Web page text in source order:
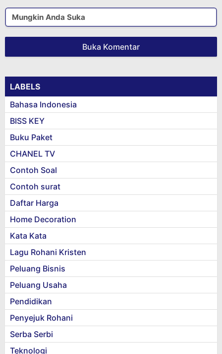
Mungkin Anda Suka
Buka Komentar
LABELS
Bahasa Indonesia
BISS KEY
Buku Paket
CHANEL TV
Contoh Soal
Contoh surat
Daftar Harga
Home Decoration
Kata Kata
Lagu Rohani Kristen
Peluang Bisnis
Peluang Usaha
Pendidikan
Penyejuk Rohani
Serba Serbi
Teknologi